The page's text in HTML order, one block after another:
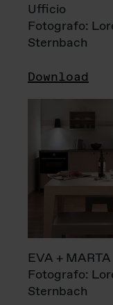
Ufficio
Fotografo:
Sternbach
Download
EVA + MARTA
Fotografo:
Sternbach